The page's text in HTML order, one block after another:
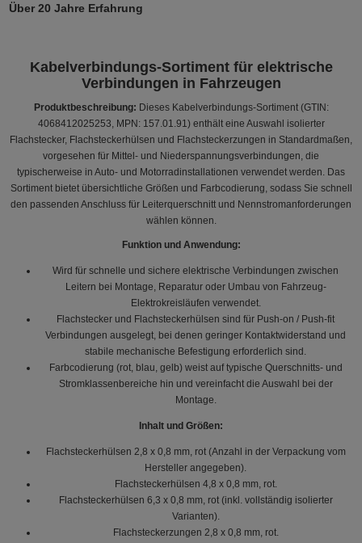
Über 20 Jahre Erfahrung
Kabelverbindungs-Sortiment für elektrische
Verbindungen in Fahrzeugen
Produktbeschreibung: Dieses Kabelverbindungs-Sortiment (GTIN:
4068412025253, MPN: 157.01.91) enthält eine Auswahl isolierter
Flachstecker, Flachsteckerhülsen und Flachsteckerzungen in Standardmaßen,
vorgesehen für Mittel- und Niederspannungsverbindungen, die
typischerweise in Auto- und Motorradinstallationen verwendet werden. Das
Sortiment bietet übersichtliche Größen und Farbcodierung, sodass Sie schnell
den passenden Anschluss für Leiterquerschnitt und Nennstromanforderungen
wählen können.
Funktion und Anwendung:
Wird für schnelle und sichere elektrische Verbindungen zwischen
Leitern bei Montage, Reparatur oder Umbau von Fahrzeug-
Elektrokreisläufen verwendet.
Flachstecker und Flachsteckerhülsen sind für Push-on / Push-fit
Verbindungen ausgelegt, bei denen geringer Kontaktwiderstand und
stabile mechanische Befestigung erforderlich sind.
Farbcodierung (rot, blau, gelb) weist auf typische Querschnitts- und
Stromklassenbereiche hin und vereinfacht die Auswahl bei der
Montage.
Inhalt und Größen:
Flachsteckerhülsen 2,8 x 0,8 mm, rot (Anzahl in der Verpackung vom
Hersteller angegeben).
Flachsteckerhülsen 4,8 x 0,8 mm, rot.
Flachsteckerhülsen 6,3 x 0,8 mm, rot (inkl. vollständig isolierter
Varianten).
Flachsteckerzungen 2,8 x 0,8 mm, rot.